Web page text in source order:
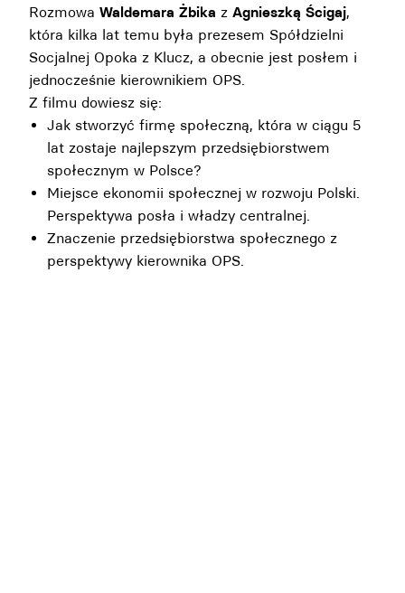
Rozmowa Waldemara Żbika z Agnieszką Ścigaj,
która kilka lat temu była prezesem Spółdzielni
Socjalnej Opoka z Klucz, a obecnie jest posłem i
jednocześnie kierownikiem OPS.
Z filmu dowiesz się:
Jak stworzyć firmę społeczną, która w ciągu 5
lat zostaje najlepszym przedsiębiorstwem
społecznym w Polsce?
Miejsce ekonomii społecznej w rozwoju Polski.
Perspektywa posła i władzy centralnej.
Znaczenie przedsiębiorstwa społecznego z
perspektywy kierownika OPS.